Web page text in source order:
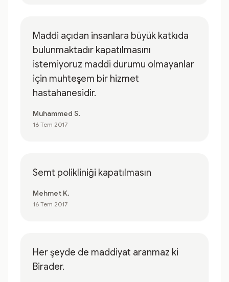
Maddi açıdan insanlara büyük katkıda
bulunmaktadır kapatılmasını
istemiyoruz maddi durumu olmayanlar
için muhteşem bir hizmet
hastahanesidir.
Muhammed S.
16 Tem 2017
Semt polikliniği kapatılmasın
Mehmet K.
16 Tem 2017
Her şeyde de maddiyat aranmaz ki
Birader.